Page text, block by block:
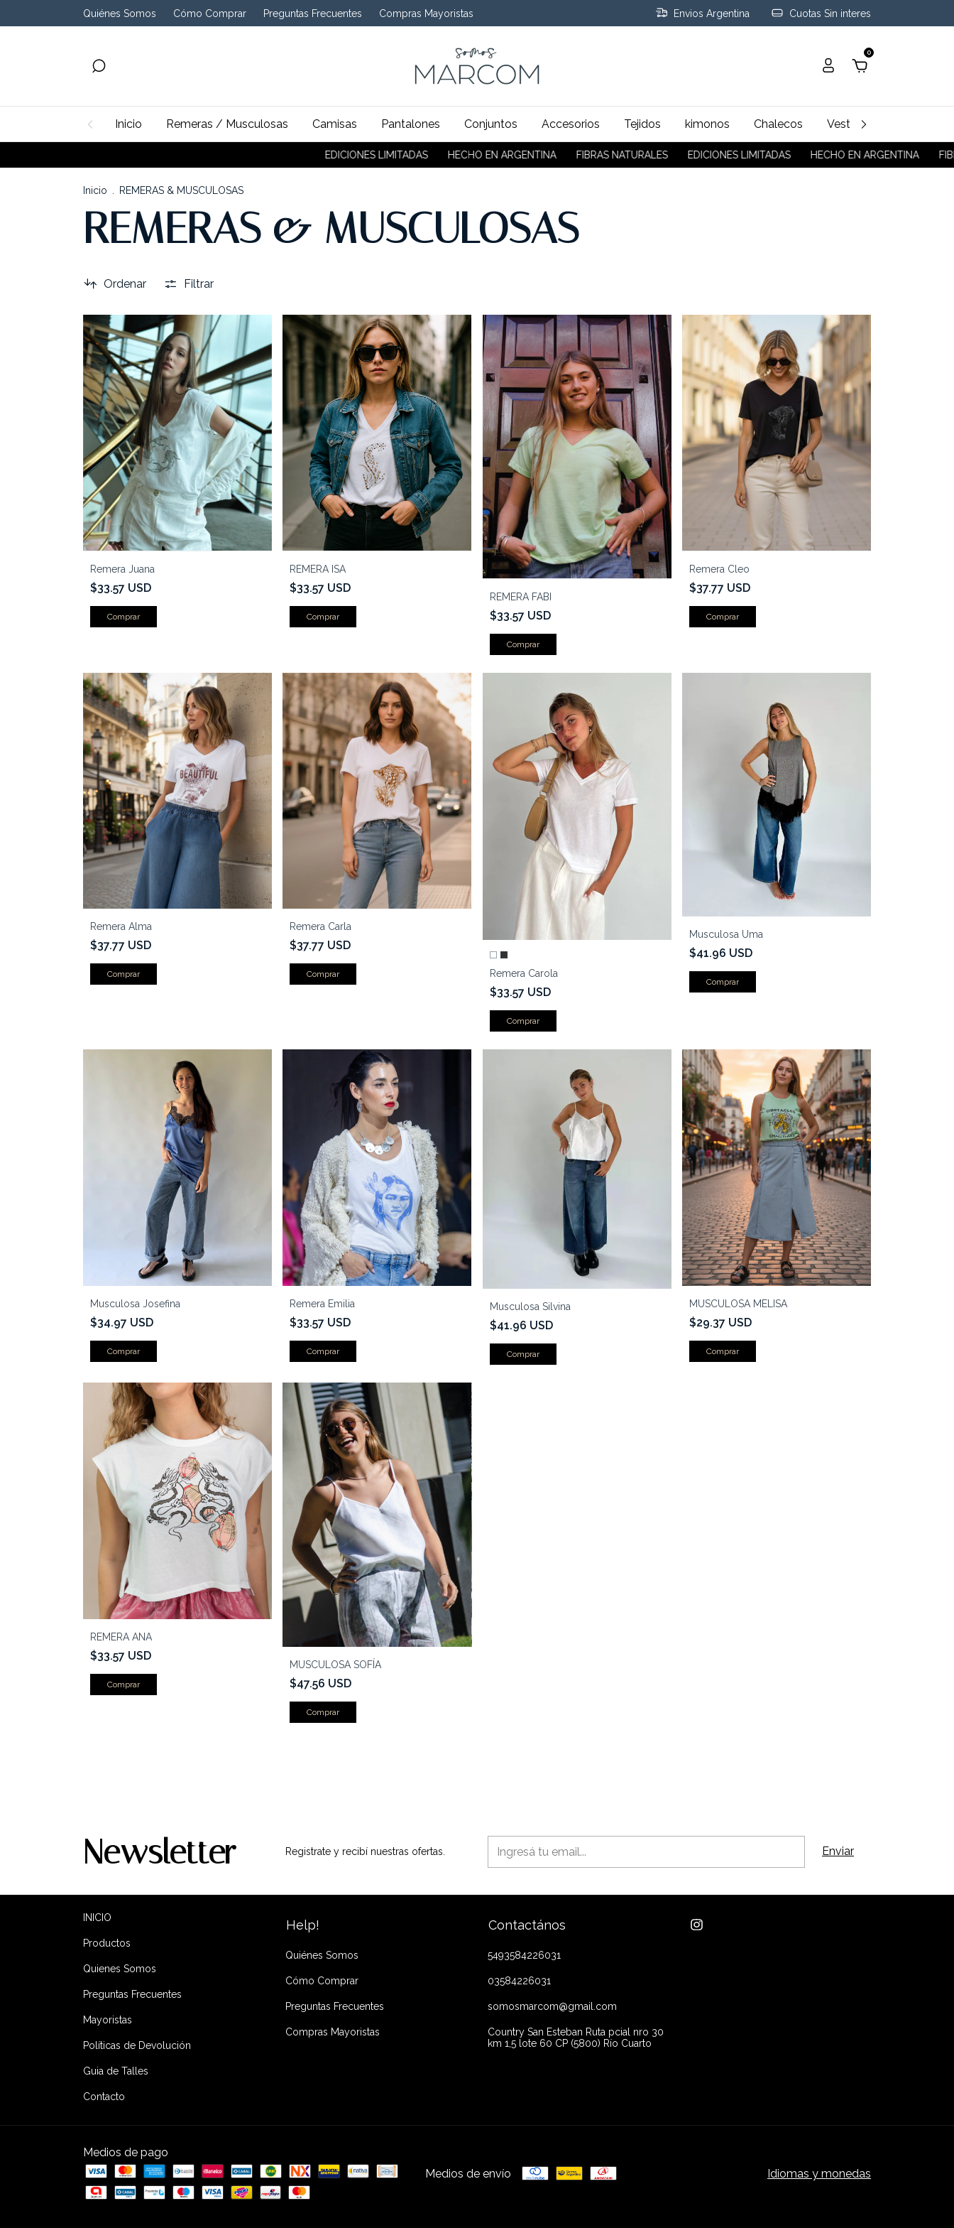
Quiénes Somos Cómo Comprar Preguntas Frecuentes Compras Mayoristas Envios Argentina Cuotas Sin interes
0
Inicio Remeras / Musculosas Camisas Pantalones Conjuntos Accesorios Tejidos kimonos Chalecos Vestidos - Polleras
EDICIONES LIMITADAS HECHO EN ARGENTINA FIBRAS NATURALES EDICIONES LIMITADAS HECHO EN ARGENTINA FIBRAS
Inicio REMERAS & MUSCULOSAS
REMERAS & MUSCULOSAS
Ordenar Filtrar
Remera Juana
$33.57 USD
Comprar
REMERA ISA
$33.57 USD
Comprar
REMERA FABI
$33.57 USD
Comprar
Remera Cleo
$37.77 USD
Comprar
Remera Alma
$37.77 USD
Comprar
Remera Carla
$37.77 USD
Comprar Remera Carola
$33.57 USD
Comprar
Musculosa Uma
$41.96 USD
Comprar
Musculosa Josefina
$34.97 USD
Comprar
Remera Emilia
$33.57 USD
Musculosa Silvina
$41.96 USD
Comprar
MUSCULOSA MELISA
$29.37 USD
Comprar
REMERA ANA
$33.57 USD
Comprar
MUSCULOSA SOFÍA
$47.56 USD
Comprar
Newsletter Registrate y recibí nuestras ofertas.
INICIO
Productos
Quienes Somos
Preguntas Frecuentes
Mayoristas
Políticas de Devolución
Guia de Talles
Contacto
Help!
Quiénes Somos
Cómo Comprar
Preguntas Frecuentes
Compras Mayoristas
Contactános
5493584226031
03584226031
somosmarcom@gmail.com
Country San Esteban Ruta pcial nro 30
km 1,5 lote 60 CP (5800) Río Cuarto
Medios de pago
Medios de envío
Idiomas y monedas